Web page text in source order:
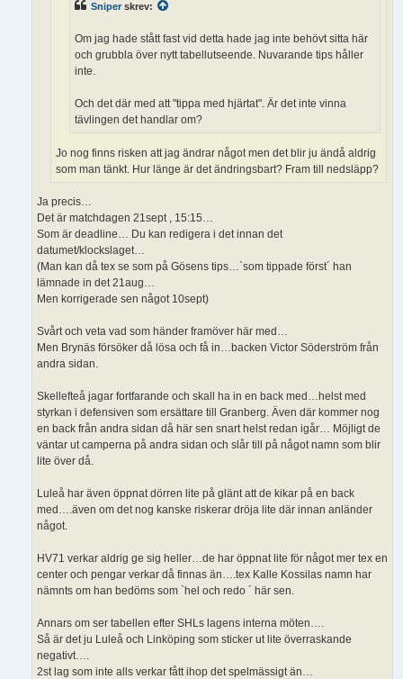
Sniper skrev:
Om jag hade stått fast vid detta hade jag inte behövt sitta här
och grubbla över nytt tabellutseende. Nuvarande tips håller
inte.
Och det där med att "tippa med hjärtat". Är det inte vinna
tävlingen det handlar om?
Jo nog finns risken att jag ändrar något men det blir ju ändå aldrig
som man tänkt. Hur länge är det ändringsbart? Fram till nedsläpp?
Ja precis…
Det är matchdagen 21sept , 15:15…
Som är deadline… Du kan redigera i det innan det
datumet/klockslaget…
(Man kan då tex se som på Gösens tips…`som tippade först´ han
lämnade in det 21aug…
Men korrigerade sen något 10sept)
Svårt och veta vad som händer framöver här med…
Men Brynäs försöker då lösa och få in…backen Victor Söderström från
andra sidan.
Skellefteå jagar fortfarande och skall ha in en back med…helst med
styrkan i defensiven som ersättare till Granberg. Även där kommer nog
en back från andra sidan då här sen snart helst redan igår… Möjligt de
väntar ut camperna på andra sidan och slår till på något namn som blir
lite över då.
Luleå har även öppnat dörren lite på glänt att de kikar på en back
med….även om det nog kanske riskerar dröja lite där innan anländer
något.
HV71 verkar aldrig ge sig heller…de har öppnat lite för något mer tex en
center och pengar verkar då finnas än….tex Kalle Kossilas namn har
nämnts om han bedöms som `hel och redo ´ här sen.
Annars om ser tabellen efter SHLs lagens interna möten….
Så är det ju Luleå och Linköping som sticker ut lite överraskande
negativt….
2st lag som inte alls verkar fått ihop det spelmässigt än…